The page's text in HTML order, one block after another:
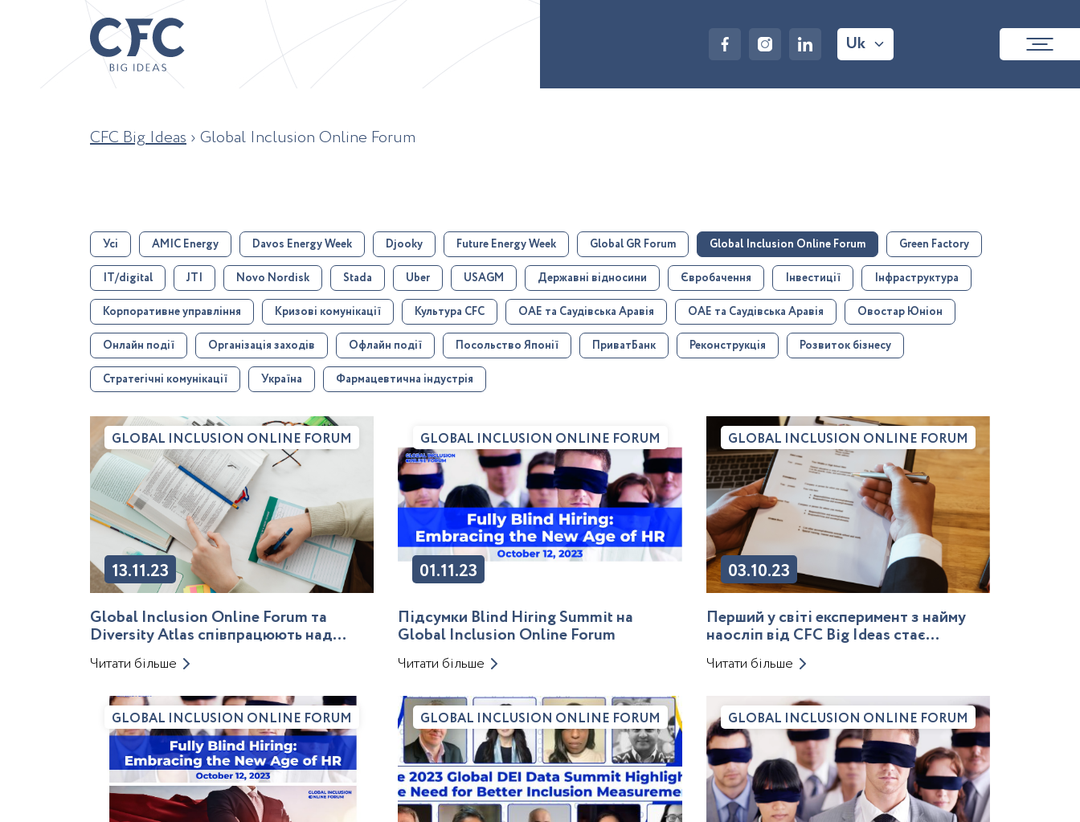
Uk
CFC Big Ideas › Global Inclusion Online Forum
Усі AMIC Energy Davos Energy Week Djooky Future Energy Week Global GR Forum Global Inclusion Online Forum Green Factory
IT/digital JTI Novo Nordisk Stada Uber USAGM Державні відносини Євробачення Інвестиції Інфраструктура
Корпоративне управління Кризові комунікації Культура CFC ОАЕ та Саудівська Аравія ОАЕ та Саудівська Аравія Овостар Юніон
Онлайн події Організація заходів Офлайн події Посольство Японії ПриватБанк Реконструкція Розвиток бізнесу
Стратегічні комунікації Україна Фармацевтична індустрія
13.11.23
GLOBAL INCLUSION ONLINE FORUM
Global Inclusion Online Forum та
Diversity Atlas співпрацюють над
дослідницьким проектом у DE&I
галузі
Читати більше
01.11.23
GLOBAL INCLUSION ONLINE FORUM
Підсумки Blind Hiring Summit на
Global Inclusion Online Forum
Читати більше
03.10.23
GLOBAL INCLUSION ONLINE FORUM
Перший у світі експеримент з найму
наосліп від CFC Big Ideas стає
предметом експертної дискусії в
британському виданні Raconteur
Читати більше
GLOBAL INCLUSION ONLINE FORUM GLOBAL INCLUSION ONLINE FORUM GLOBAL INCLUSION ONLINE FORUM